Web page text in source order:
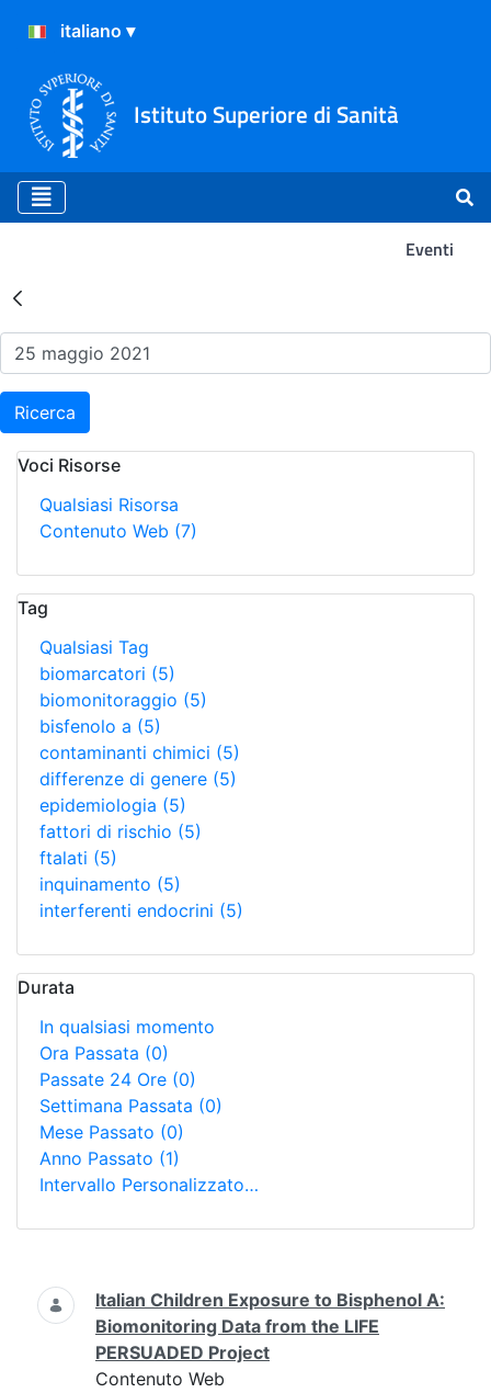
Istituto Superiore di Sanità
Eventi
Risultati della Ricerca -
Ricerca
Voci Risorse
Qualsiasi Risorsa
Contenuto Web (7)
Tag
Qualsiasi Tag
biomarcatori (5)
biomonitoraggio (5)
bisfenolo a (5)
contaminanti chimici (5)
differenze di genere (5)
epidemiologia (5)
fattori di rischio (5)
ftalati (5)
inquinamento (5)
interferenti endocrini (5)
Durata
In qualsiasi momento
Ora Passata (0)
Passate 24 Ore (0)
Settimana Passata (0)
Mese Passato (0)
Anno Passato (1)
Intervallo Personalizzato…
Ricerca
Italian Children Exposure to Bisphenol A:
Biomonitoring Data from the LIFE
PERSUADED Project
Contenuto Web